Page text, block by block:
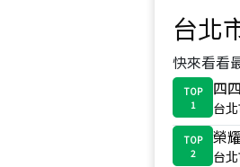
台北
快來看看
TOP
1
四
台
TOP
2
榮
台